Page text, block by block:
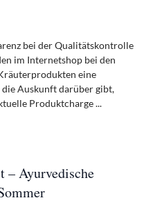
bei der Qualitätskontrolle
im Internetshop bei den
eine
Auskunft darüber gibt,
Produktcharge ...
– Ayurvedische